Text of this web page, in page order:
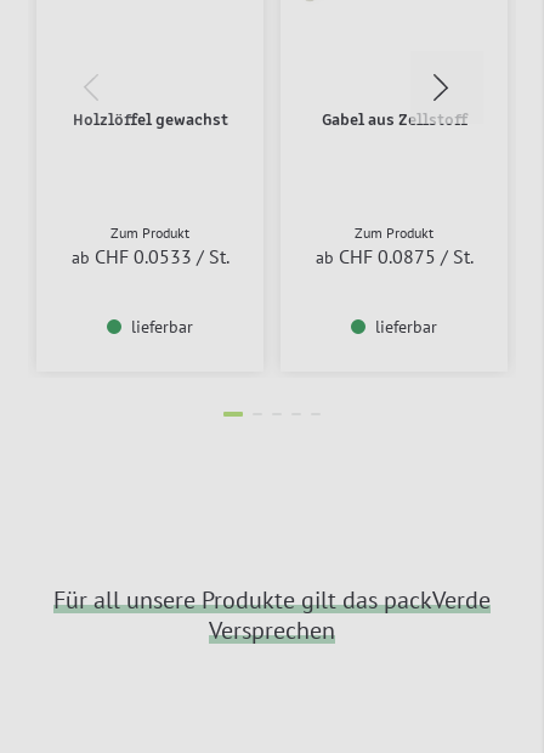
Holzlöffel gewachst
Zum Produkt
ab CHF 0.0533 / St.
lieferbar
Gabel aus Zellstoff
Zum Produkt
ab CHF 0.0875 / St.
lieferbar
Für all unsere Produkte gilt das packVerde
Versprechen